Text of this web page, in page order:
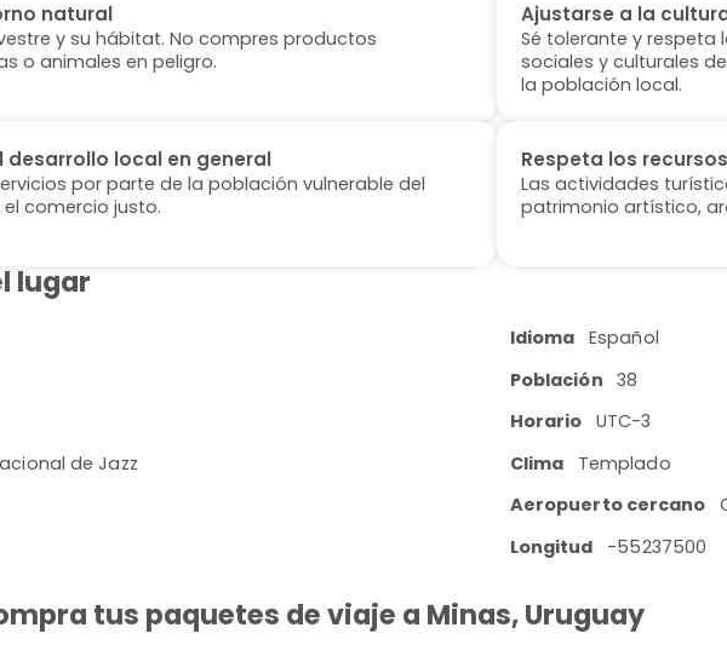
natural
y su hábitat. No compres productos
o animales en peligro.
Ajustarse a la
Sé tolerante y respeta
sociales y culturales
la población local.
desarrollo local en general
por parte de la población vulnerable del
comercio justo.
Respeta los
Las actividades
patrimonio artístico,
lugar
Idioma Español
Población
38
Horario
UTC-3
de Jazz Clima
Templado
Aeropuerto cercano
Longitud -55237500
tus paquetes de viaje a Minas, Uruguay